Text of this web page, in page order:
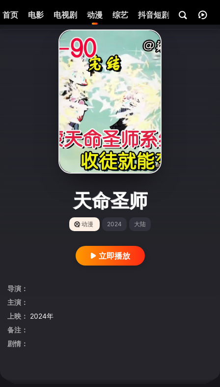
首页 电影 电视剧 动漫 综艺 抖音短剧 即将热映
天命圣师
动漫 2024 大陆
立即播放
导演：
主演：
上映： 2024年
备注：
剧情：